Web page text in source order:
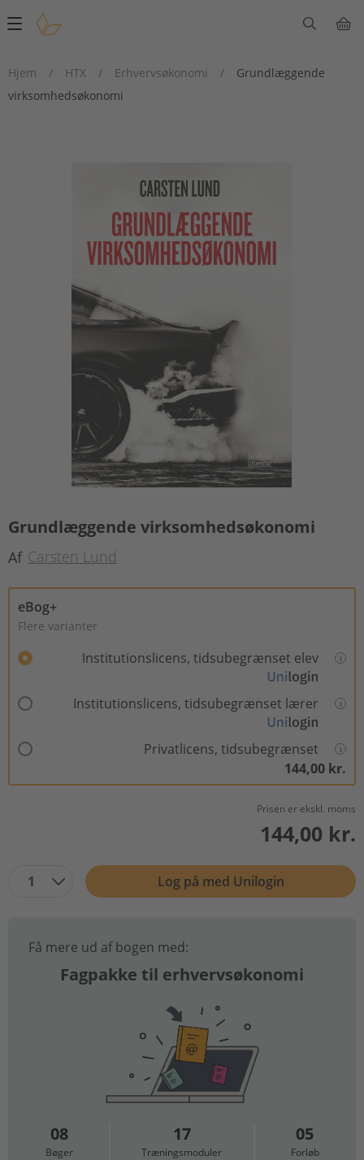
Main
Hjem
/ HTX / Erhvervsøkonomi /
Grundlæggende
virksomhedsøkonomi
Grundlæggende virksomhedsøkonomi
Af Carsten Lund
eBog+
Flere varianter
Institutionslicens, tidsubegrænset elev
Institutionslicens, tidsubegrænset lærer
Privatlicens, tidsubegrænset
144,00 kr.
Prisen er ekskl. moms
144,00 kr.
1 Log på med Unilogin
Få mere ud af bogen med:
Fagpakke til erhvervsøkonomi
08
Bøger
17
Træningsmoduler
05
Forløb